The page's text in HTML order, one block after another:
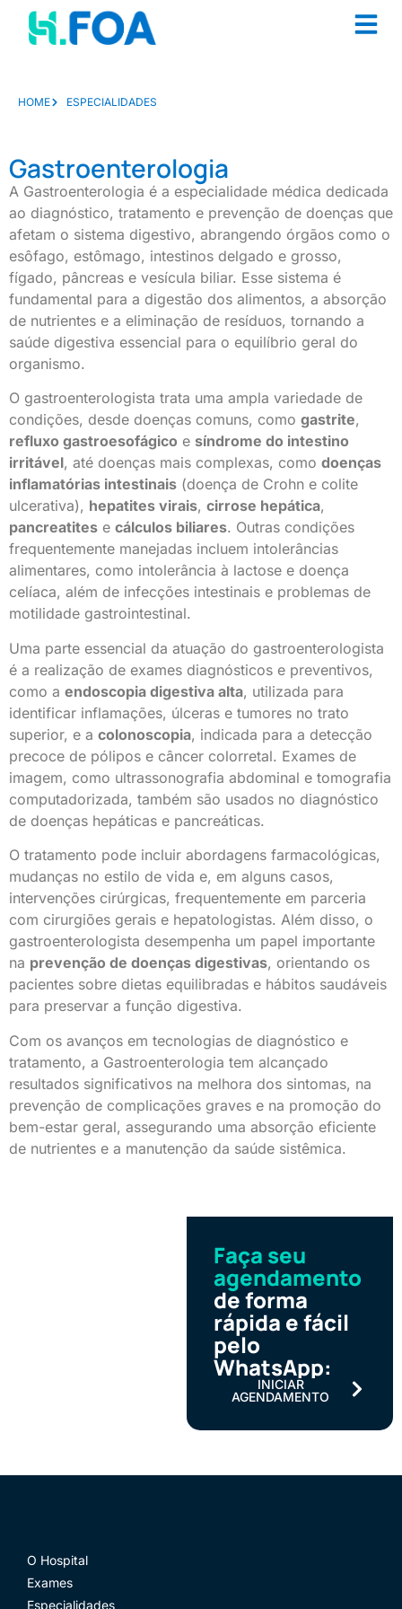
HOME ESPECIALIDADES
Gastroenterologia
A Gastroenterologia é a especialidade médica dedicada
ao diagnóstico, tratamento e prevenção de doenças que
afetam o sistema digestivo, abrangendo órgãos como o
esôfago, estômago, intestinos delgado e grosso,
fígado, pâncreas e vesícula biliar. Esse sistema é
fundamental para a digestão dos alimentos, a absorção
de nutrientes e a eliminação de resíduos, tornando a
saúde digestiva essencial para o equilíbrio geral do
organismo.
O gastroenterologista trata uma ampla variedade de
condições, desde doenças comuns, como gastrite,
refluxo gastroesofágico e síndrome do intestino
irritável, até doenças mais complexas, como doenças
inflamatórias intestinais (doença de Crohn e colite
ulcerativa), hepatites virais, cirrose hepática,
pancreatites e cálculos biliares. Outras condições
frequentemente manejadas incluem intolerâncias
alimentares, como intolerância à lactose e doença
celíaca, além de infecções intestinais e problemas de
motilidade gastrointestinal.
Uma parte essencial da atuação do gastroenterologista
é a realização de exames diagnósticos e preventivos,
como a endoscopia digestiva alta, utilizada para
identificar inflamações, úlceras e tumores no trato
superior, e a colonoscopia, indicada para a detecção
precoce de pólipos e câncer colorretal. Exames de
imagem, como ultrassonografia abdominal e tomografia
computadorizada, também são usados no diagnóstico
de doenças hepáticas e pancreáticas.
O tratamento pode incluir abordagens farmacológicas,
mudanças no estilo de vida e, em alguns casos,
intervenções cirúrgicas, frequentemente em parceria
com cirurgiões gerais e hepatologistas. Além disso, o
gastroenterologista desempenha um papel importante
na prevenção de doenças digestivas, orientando os
pacientes sobre dietas equilibradas e hábitos saudáveis
para preservar a função digestiva.
Com os avanços em tecnologias de diagnóstico e
tratamento, a Gastroenterologia tem alcançado
resultados significativos na melhora dos sintomas, na
prevenção de complicações graves e na promoção do
bem-estar geral, assegurando uma absorção eficiente
de nutrientes e a manutenção da saúde sistêmica.
Faça seu
agendamento
de forma
rápida e fácil
pelo
WhatsApp:
INICIAR
AGENDAMENTO
O Hospital
Exames
Especialidades